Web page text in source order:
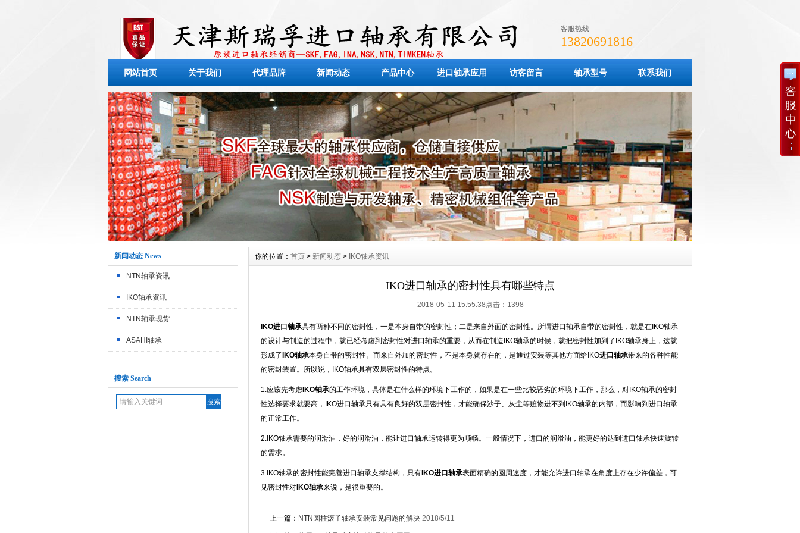
客服热线
13820691816
网站首页 关于我们 代理品牌 新闻动态 产品中心 进口轴承应用 访客留言 轴承型号 联系我们
新闻动态 News
NTN轴承资讯
IKO轴承资讯
NTN轴承现货
ASAHI轴承
搜索 Search
你的位置： 首页 > 新闻动态 > IKO轴承资讯
IKO进口轴承的密封性具有哪些特点
2018-05-11 15:55:38点击： 1398
IKO进口轴承具有两种不同的密封性，一是本身自带的密封性；二是来自外面的密封性。所谓进口轴承自带的密封性，就是在IKO轴承
的设计与制造的过程中，就已经考虑到密封性对进口轴承的重要，从而在制造IKO轴承的时候，就把密封性加到了IKO轴承身上，这就
形成了 IKO轴承本身自带的密封性。而来自外加的密封性，不是本身就存在的，是通过安装等其他方面给IKO进口轴承带来的各种性能
的密封装置。所以说，IKO轴承具有双层密封性的特点。
1.应该先考虑 IKO轴承的工作环境，具体是在什么样的环境下工作的，如果是在一些比较恶劣的环境下工作，那么，对IKO轴承的密封
性选择要求就要高，IKO进口轴承只有具有良好的双层密封性，才能确保沙子、灰尘等赃物进不到IKO轴承的内部，而影响到进口轴承
的正常工作。
2.IKO轴承需要的润滑油，好的润滑油，能让进口轴承运转得更为顺畅。一般情况下，进口的润滑油，能更好的达到进口轴承快速旋转
的需求。
3.IKO轴承的密封性能完善进口轴承支撑结构，只有 IKO进口轴承表面精确的圆周速度，才能允许进口轴承在角度上存在少许偏差，可
见密封性对 IKO轴承来说，是很重要的。
上一篇： NTN圆柱滚子轴承安装常见问题的解决 2018/5/11